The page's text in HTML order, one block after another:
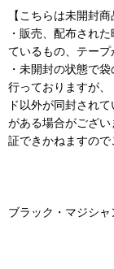
【こちらは未開封商
・販売、配布され
ているもの、テープ
・未開封の状態で
行っておりますが
ド以外が同封され
がある場合がござ
証できかねますので
ブラック・マジシャ